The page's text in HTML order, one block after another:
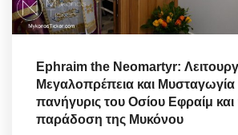
Ephraim the Neomartyr:
Μεγαλοπρέπεια και Μυσταγωγία
πανήγυρις του Οσίου Εφραίμ
παράδοση της Μυκόνου